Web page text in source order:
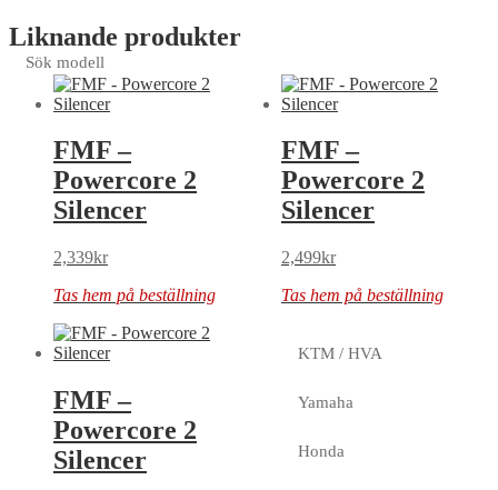
Liknande produkter
FMF –
Powercore 2
Silencer
2,339kr
Tas hem på beställning
FMF –
Powercore 2
Silencer
2,499kr
Tas hem på beställning
FMF –
Powercore 2
Silencer
Sök modell
KTM / HVA
Yamaha
Honda